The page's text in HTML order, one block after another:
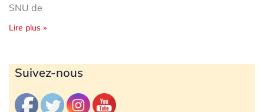
SNU de
Lire plus »
Suivez-nous
Archives